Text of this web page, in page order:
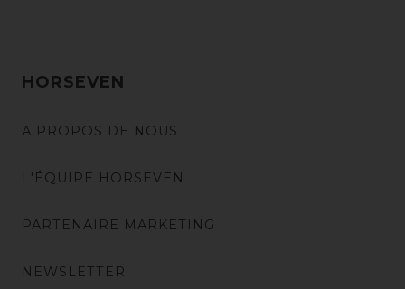
HORSEVEN
A PROPOS DE NOUS
L'ÉQUIPE HORSEVEN
PARTENAIRE MARKETING
NEWSLETTER